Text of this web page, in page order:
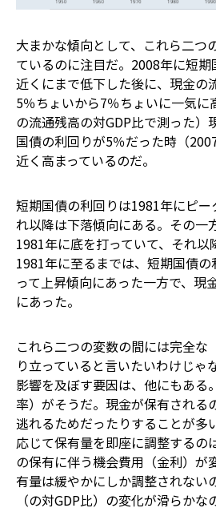
大まかな傾向として、これら二つ
ているのに注目だ。2008年に短
近くにまで低下した後に、現金の
5％ちょいから7％ちょいに一気に
の流通残高の対GDP比で測った）
国債の利回りが5％だった時（
近く高まっているのだ。
短期国債の利回りは1981年にピ
れ以降は下落傾向にある。その一
1981年に底を打っていて、それ以
1981年に至るまでは、短期国債
って上昇傾向にあった一方で、現
にあった。
これら二つの変数の間には完全な
り立っていると言いたいわけじゃ
影響を及ぼす要因は、他にもある
率）がそうだ。現金が保有される
逃れるためだったりすることが多
応じて保有量を即座に調整するの
の保有に伴う機会費用（金利）が
有量は緩やかにしか調整されない
（の対GDP比）の変化が滑らかな